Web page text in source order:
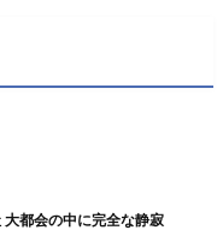
都会の中に完全な静寂